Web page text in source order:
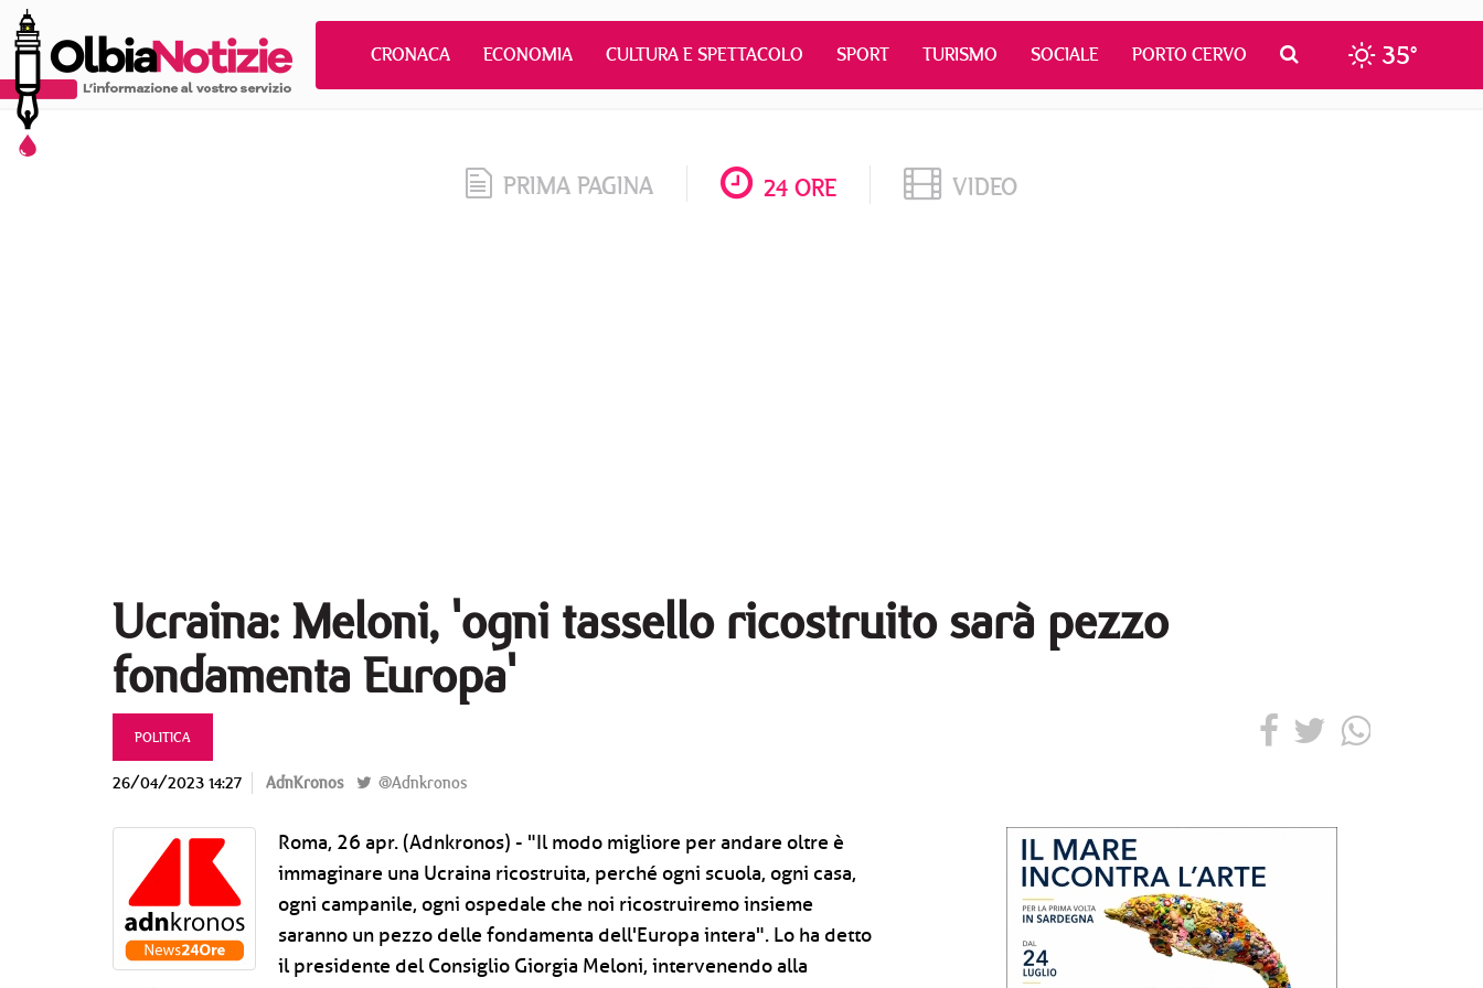
CRONACA ECONOMIA CULTURA E SPETTACOLO SPORT TURISMO SOCIALE PORTO CERVO 35°
PRIMA PAGINA 24 ORE VIDEO
Ucraina: Meloni, 'ogni tassello ricostruito sarà pezzo
fondamenta Europa'
POLITICA
26/04/2023 14:27 AdnKronos @Adnkronos
Roma, 26 apr. (Adnkronos) - "Il modo migliore per andare oltre è
immaginare una Ucraina ricostruita, perché ogni scuola, ogni casa,
ogni campanile, ogni ospedale che noi ricostruiremo insieme
saranno un pezzo delle fondamenta dell'Europa intera". Lo ha detto
il presidente del Consiglio Giorgia Meloni, intervenendo alla